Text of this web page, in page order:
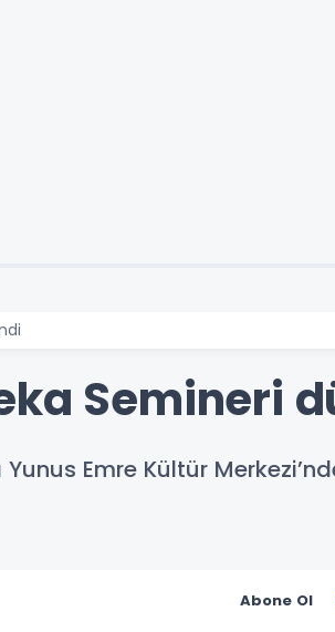
Semineri
Emre Kültür
Abone Ol